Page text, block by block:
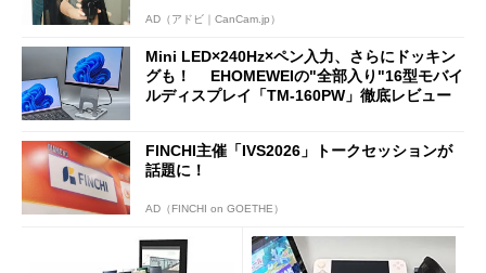
AD（アドビ｜CanCam.jp）
Mini LED×240Hz×ペン入力、さらにドッキン
グも！ EHOMEWEIの"全部入り"16型モバイ
ルディスプレイ「TM-160PW」徹底レビュー
FINCHI主催「IVS2026」トークセッションが
話題に！
AD（FINCHI on GOETHE）